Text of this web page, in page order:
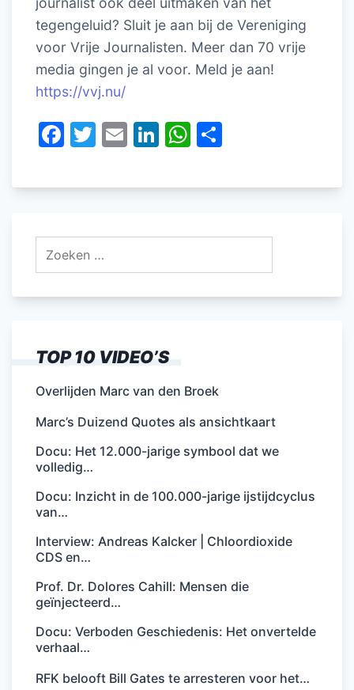
tegengeluid? Sluit je aan bij de Vereniging
voor Vrije Journalisten. Meer dan 70 vrije
media gingen je al voor. Meld je aan!
https://vvj.nu/
F
c
b
o
T
itt
E
ai
Li
k
dI
W
at
A
e
TOP 10 VIDEO’S
Overlijden Marc van den Broek
Marc’s Duizend Quotes als ansichtkaart
Docu: Het 12.000-jarige symbool dat we
volledig…
Docu: Inzicht in de 100.000-jarige ijstijdcyclus
van…
Interview: Andreas Kalcker | Chloordioxide
CDS en…
Prof. Dr. Dolores Cahill: Mensen die
geïnjecteerd…
Docu: Verboden Geschiedenis: Het onvertelde
verhaal…
RFK belooft Bill Gates te arresteren voor het…